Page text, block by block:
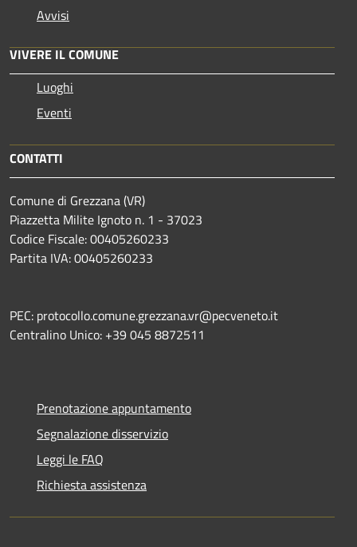
Avvisi
VIVERE IL COMUNE
Luoghi
Eventi
CONTATTI
Comune di Grezzana (VR)
Piazzetta Milite Ignoto n. 1 - 37023
Codice Fiscale: 00405260233
Partita IVA: 00405260233
PEC: protocollo.comune.grezzana.vr@pecveneto.it
Centralino Unico: +39 045 8872511
Prenotazione appuntamento
Segnalazione disservizio
Leggi le FAQ
Richiesta assistenza